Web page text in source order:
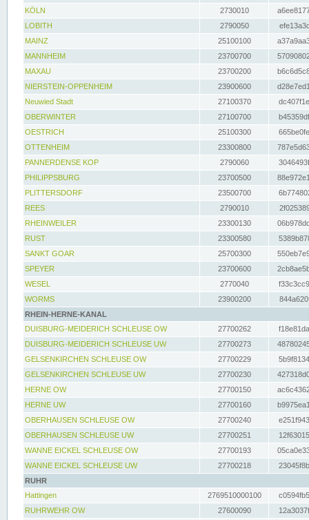
KÖLN
2730010
LOBITH
2790050
MAINZ
25100100
MANNHEIM
23700700
MAXAU
23700200
NIERSTEIN-OPPENHEIM
23900600
Neuwied Stadt
27100370
OBERWINTER
27100700
OESTRICH
25100300
OTTENHEIM
23300800
PANNERDENSE KOP
2790060
PHILIPPSBURG
23700500
PLITTERSDORF
23500700
REES
2790010
RHEINWEILER
23300130
RUST
23300580
SANKT GOAR
25700300
SPEYER
23700600
WESEL
2770040
WORMS
23900200
RHEIN-HERNE-KANAL
DUISBURG-MEIDERICH SCHLEUSE OW
27700262
DUISBURG-MEIDERICH SCHLEUSE UW
27700273
GELSENKIRCHEN SCHLEUSE OW
27700229
GELSENKIRCHEN SCHLEUSE UW
27700230
HERNE OW
27700150
HERNE UW
27700160
OBERHAUSEN SCHLEUSE OW
27700240
OBERHAUSEN SCHLEUSE UW
27700251
WANNE EICKEL SCHLEUSE OW
27700193
WANNE EICKEL SCHLEUSE UW
27700218
RUHR
Hattingen
2769510000100
RUHRWEHR OW
27600090